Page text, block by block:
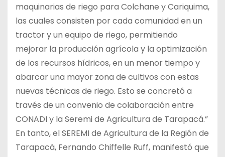
maquinarias de riego para Colchane y Cariquima,
las cuales consisten por cada comunidad en un
tractor y un equipo de riego, permitiendo
mejorar la producción agrícola y la optimización
de los recursos hídricos, en un menor tiempo y
abarcar una mayor zona de cultivos con estas
nuevas técnicas de riego. Esto se concretó a
través de un convenio de colaboración entre
CONADI y la Seremi de Agricultura de Tarapacá.”
En tanto, el SEREMI de Agricultura de la Región de
Tarapacá, Fernando Chiffelle Ruff, manifestó que